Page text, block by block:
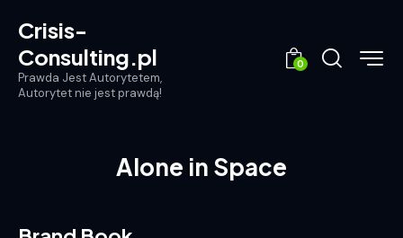
Crisis-
Consulting.pl
Prawda Jest Autorytetem,
Autorytet nie jest prawdą!
0
Alone in Space